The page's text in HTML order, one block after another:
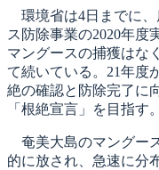
環境省は4日までに、
ス防除事業の2020年度
マングースの捕獲はな
て続いている。21年度
絶の確認と防除完了に
「根絶宣言」を目指す。
奄美大島のマングー
的に放され、急速に分